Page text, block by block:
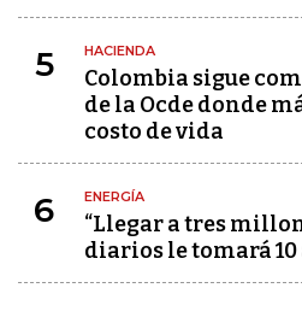
5 HACIENDA
Colombia sigue
de la Ocde donde
costo de vida
6 ENERGÍA
“Llegar a tres
diarios le tomará 10